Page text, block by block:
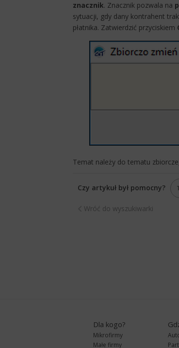
znacznik. Znacznik pozwala na
sytuacji, gdy dany kontrahent
płatnika. Zatwierdzić przyciskiem
Temat należy do tematu
Czy artykuł był pomocny?
Wróć do wyszukiwarki
Dla kogo?
Mikrofirmy
Małe firmy